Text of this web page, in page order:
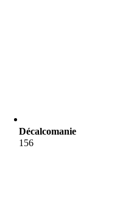
Décalcomanie
156